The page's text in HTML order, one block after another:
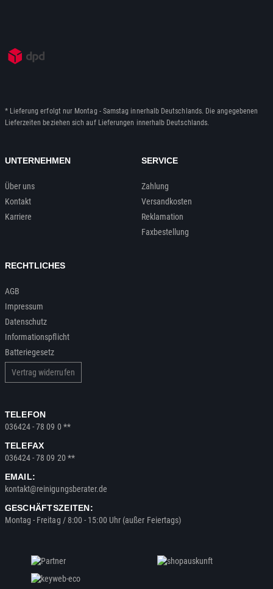
* Lieferung erfolgt nur Montag - Samstag innerhalb Deutschlands. Die angegebenen
Lieferzeiten beziehen sich auf Lieferungen innerhalb Deutschlands.
UNTERNEHMEN
Über uns
Kontakt
Karriere
SERVICE
Zahlung
Versandkosten
Reklamation
Faxbestellung
RECHTLICHES
AGB
Impressum
Datenschutz
Informationspflicht
Batteriegesetz
Vertrag widerrufen
TELEFON
036424 - 78 09 0 **
TELEFAX
036424 - 78 09 20 **
EMAIL:
kontakt@reinigungsberater.de
GESCHÄFTSZEITEN:
Montag - Freitag / 8:00 - 15:00 Uhr (außer Feiertags)